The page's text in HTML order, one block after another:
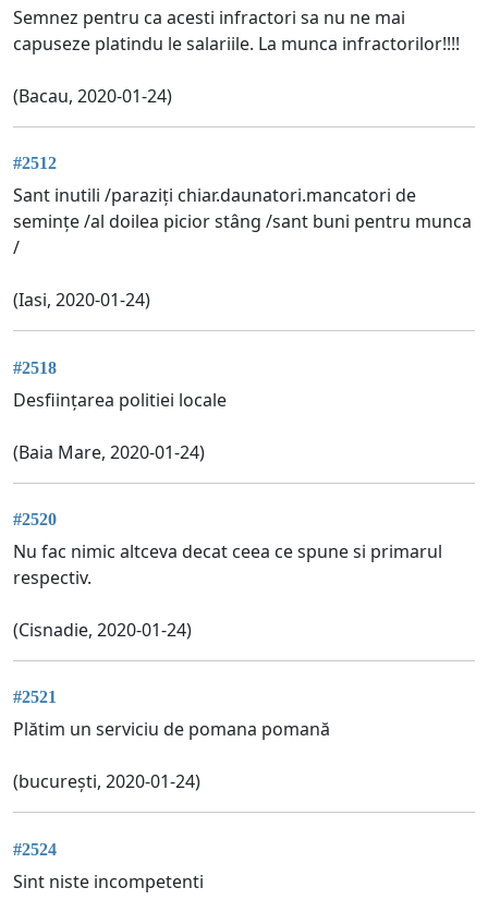
Semnez pentru ca acesti infractori sa nu ne mai
capuseze platindu le salariile. La munca infractorilor!!!!
(Bacau, 2020-01-24)
#2512
Sant inutili /paraziți chiar.daunatori.mancatori de
semințe /al doilea picior stâng /sant buni pentru munca
/
(Iasi, 2020-01-24)
#2518
Desființarea politiei locale
(Baia Mare, 2020-01-24)
#2520
Nu fac nimic altceva decat ceea ce spune si primarul
respectiv.
(Cisnadie, 2020-01-24)
#2521
Plătim un serviciu de pomana pomană
(bucurești, 2020-01-24)
#2524
Sint niste incompetenti